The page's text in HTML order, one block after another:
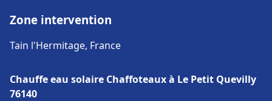
Zone intervention
Tain l'Hermitage, France
Chauffe eau solaire Chaffoteaux à Le Petit Quevilly
76140